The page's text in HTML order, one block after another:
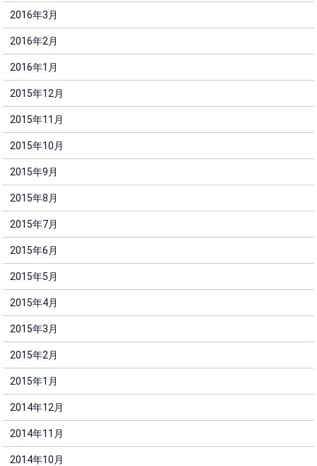
2016年3月
2016年2月
2016年1月
2015年12月
2015年11月
2015年10月
2015年9月
2015年8月
2015年7月
2015年6月
2015年5月
2015年4月
2015年3月
2015年2月
2015年1月
2014年12月
2014年11月
2014年10月